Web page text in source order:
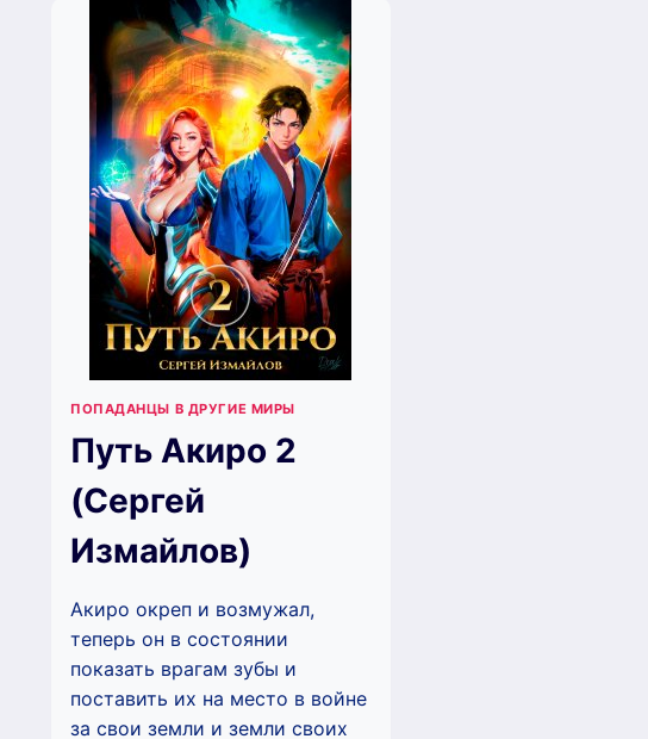
ПОПАДАНЦЫ В ДРУГИЕ МИРЫ
Путь Акиро 2
(Сергей
Измайлов)
Акиро окреп и возмужал,
теперь он в состоянии
показать врагам зубы и
поставить их на место в войне
за свои земли и земли своих